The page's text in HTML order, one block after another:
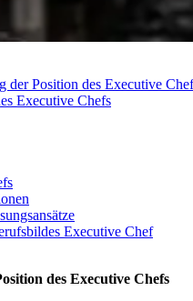
der Position des Executive
Executive Chefs
Executive Chef
des Executive Chefs